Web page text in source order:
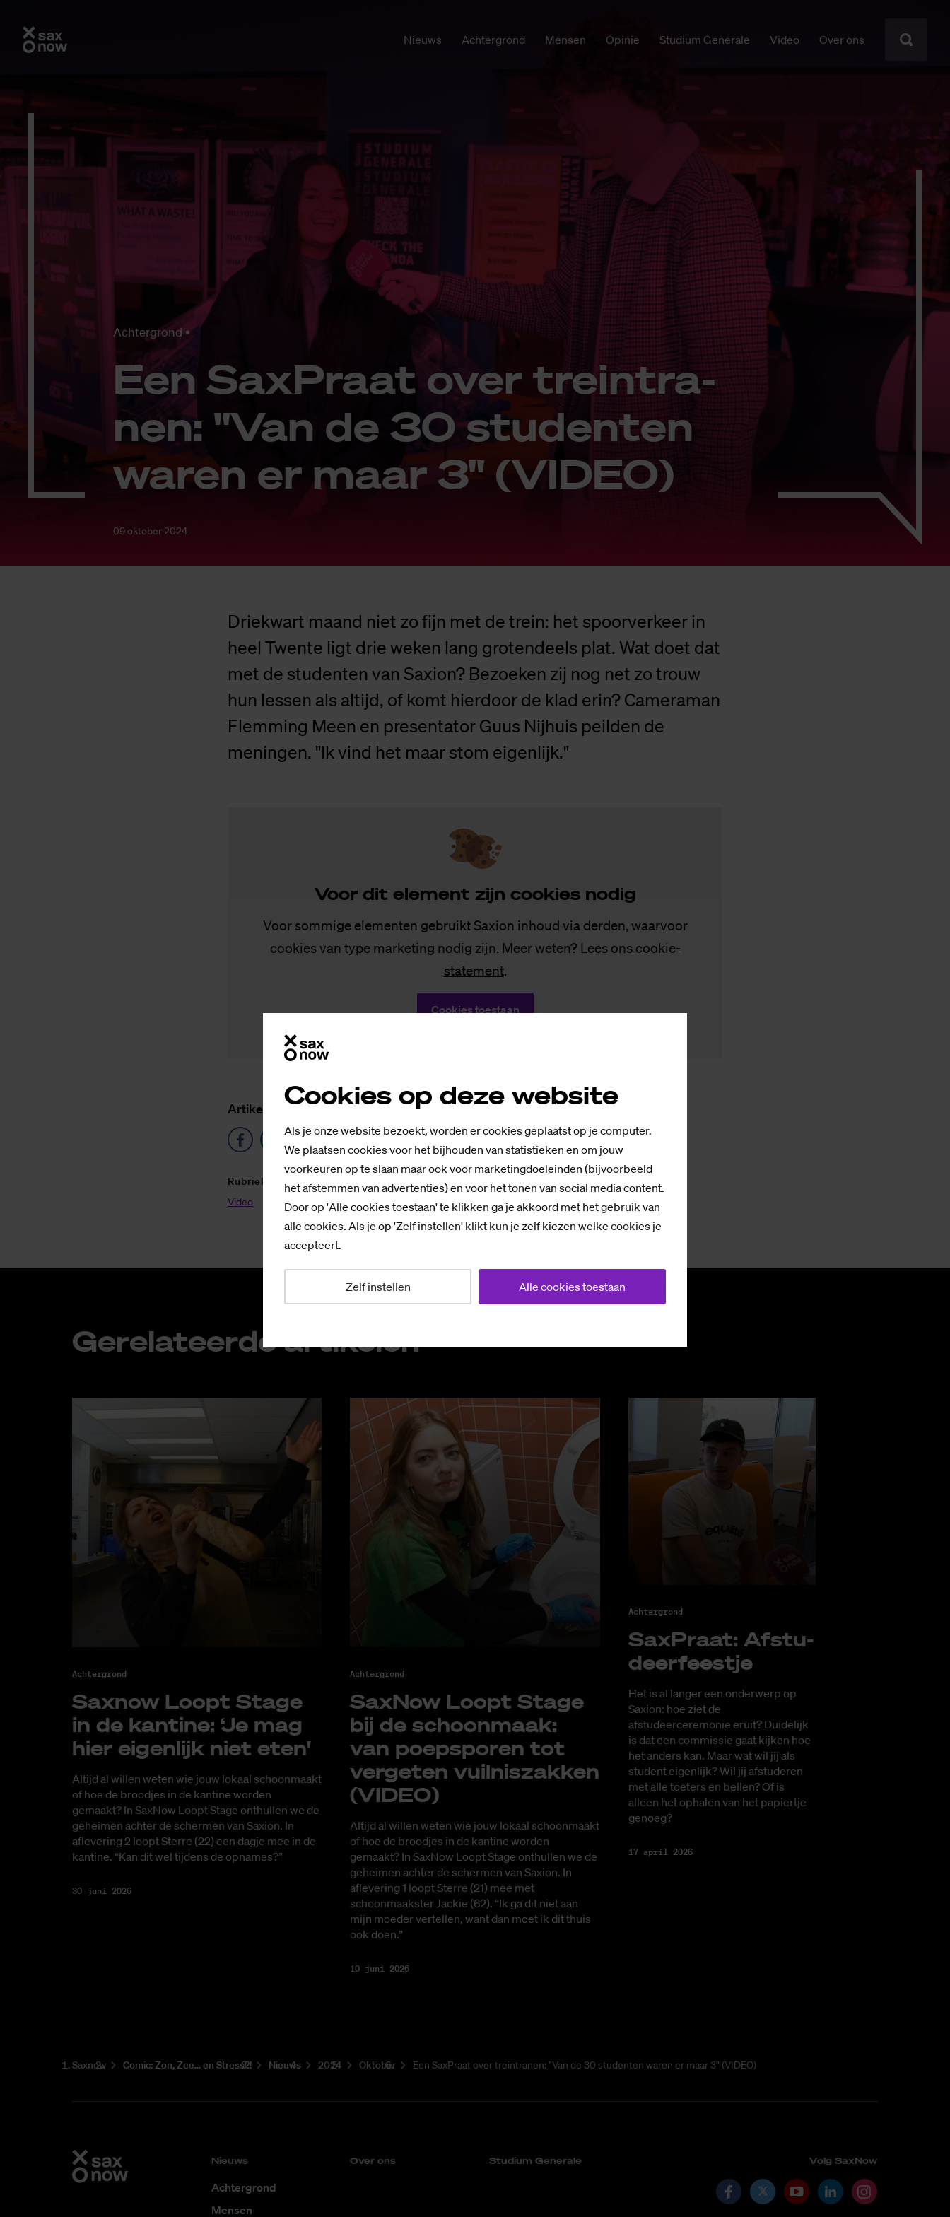
Cookies op deze website
Als je onze website bezoekt, worden er cookies geplaatst op je computer.
We plaatsen cookies voor het bijhouden van statistieken en om jouw
voorkeuren op te slaan maar ook voor marketingdoeleinden (bijvoorbeeld
het afstemmen van advertenties) en voor het tonen van social media content.
Door op 'Alle cookies toestaan' te klikken ga je akkoord met het gebruik van
alle cookies. Als je op 'Zelf instellen' klikt kun je zelf kiezen welke cookies je
accepteert.
Zelf instellen Alle cookies toestaan
Nieuws Achtergrond Mensen Opinie Studium Generale Video Over ons
Achtergrond
Een Sax­Praat over trein­tra­
nen: "Van de 30 stu­den­ten
wa­ren er maar 3" (VI­DEO)
09 oktober 2024
Driekwart maand niet zo fijn met de trein: het spoorverkeer in
heel Twente ligt drie weken lang grotendeels plat. Wat doet dat
met de studenten van Saxion? Bezoeken zij nog net zo trouw
hun lessen als altijd, of komt hierdoor de klad erin? Cameraman
Flemming Meen en presentator Guus Nijhuis peilden de
meningen. "Ik vind het maar stom eigenlijk."
Voor dit ele­ment zijn coo­kies no­dig
Voor sommige elementen gebruikt Saxion inhoud via derden, waarvoor
cookies van type marketing nodig zijn. Meer weten? Lees ons cookie-
statement.
Cookies toestaan
Ar­ti­kel de­len op
Ru­brie­ken
Video
Ge­re­la­teer­de ar­ti­ke­len
Achtergrond
Saxnow Loopt Sta­ge
in de kan­ti­ne: ‘Je mag
hier ei­gen­lijk niet eten'
Altijd al willen weten wie jouw lokaal schoonmaakt
of hoe de broodjes in de kantine worden
gemaakt? In SaxNow Loopt Stage onthullen we de
geheimen achter de schermen van Saxion. In
aflevering 2 loopt Sterre (22) een dagje mee in de
kantine. “Kan dit wel tijdens de opnames?”
30 juni 2026
Achtergrond
SaxNow Loopt Sta­ge
bij de schoon­maak:
van poep­spo­ren tot
ver­ge­ten vuil­nis­zak­ken
(VI­DEO)
Altijd al willen weten wie jouw lokaal schoonmaakt
of hoe de broodjes in de kantine worden
gemaakt? In SaxNow Loopt Stage onthullen we de
geheimen achter de schermen van Saxion. In
aflevering 1 loopt Sterre (21) mee met
schoonmaakster Jackie (62). “Ik ga dit niet aan
mijn moeder vertellen, want dan moet ik dit thuis
ook doen.”
10 juni 2026
Achtergrond
Sax­Praat: Af­stu­
deer­feest­je
Het is al langer een onderwerp op
Saxion: hoe ziet de
afstudeerceremonie eruit? Duidelijk
is dat een commissie gaat kijken hoe
het anders kan. Maar wat wil jij als
student eigenlijk? Wil jij afstuderen
met alle toeters en bellen? Of is
alleen het ophalen van het papiertje
genoeg?
17 april 2026
Saxnow Co­mic: Zon, Zee... en Stress?! Nieuws 2024 Oktober Een SaxPraat over treintranen: "Van de 30 studenten waren er maar 3" (VIDEO)
Nieuws
Achtergrond
Mensen
Over ons Studium Generale Volg SaxNow